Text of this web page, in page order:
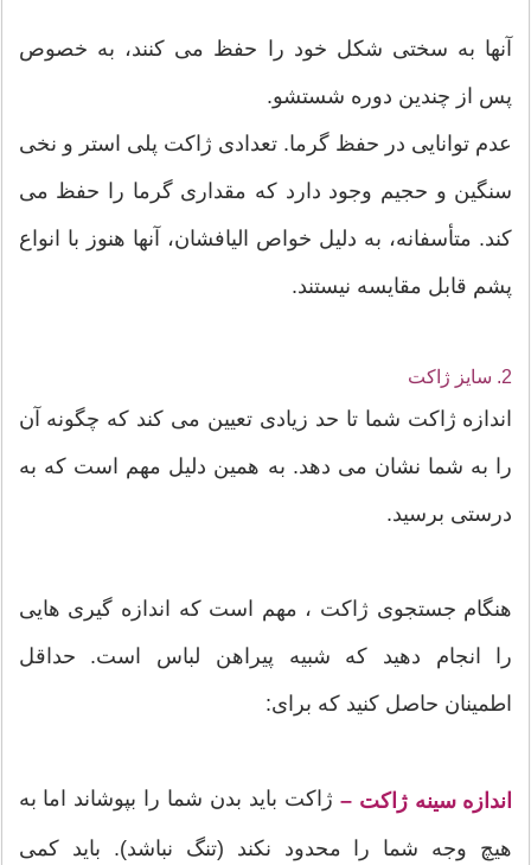
آنها به سختی شکل خود را حفظ می کنند، به خصوص
پس از چندین دوره شستشو.
عدم توانایی در حفظ گرما. تعدادی ژاکت پلی استر و نخی
سنگین و حجیم وجود دارد که مقداری گرما را حفظ می
کند. متأسفانه، به دلیل خواص الیافشان، آنها هنوز با انواع
پشم قابل مقایسه نیستند.
2. سایز ژاکت
اندازه ژاکت شما تا حد زیادی تعیین می کند که چگونه آن
را به شما نشان می دهد. به همین دلیل مهم است که به
درستی برسید.
هنگام جستجوی ژاکت ، مهم است که اندازه گیری هایی
را انجام دهید که شبیه پیراهن لباس است. حداقل
اطمینان حاصل کنید که برای:
اندازه سینه ژاکت – ژاکت باید بدن شما را بپوشاند اما به
هیچ وجه شما را محدود نکند (تنگ نباشد). باید کمی